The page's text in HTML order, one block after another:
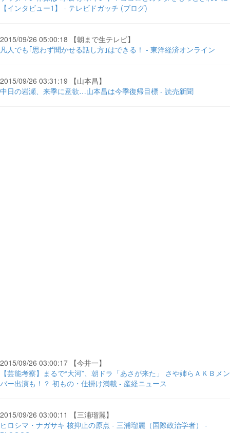
【インタビュー1】 - テレビドガッチ (ブログ)
2015/09/26 05:00:18 【朝まで生テレビ】
凡人でも｢思わず聞かせる話し方｣はできる！ - 東洋経済オンライン
2015/09/26 03:31:19 【山本昌】
中日の岩瀬、来季に意欲…山本昌は今季復帰目標 - 読売新聞
2015/09/26 03:00:17 【今井一】
【芸能考察】まるで“大河”、朝ドラ「あさが来た」 さや姉らＡＫＢメン
バー出演も！？ 初もの・仕掛け満載 - 産経ニュース
2015/09/26 03:00:11 【三浦瑠麗】
ヒロシマ・ナガサキ 核抑止の原点 - 三浦瑠麗（国際政治学者） -